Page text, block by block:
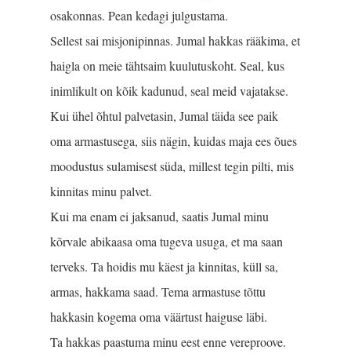
osakonnas. Pean kedagi julgustama.
Sellest sai misjonipinnas. Jumal hakkas rääkima, et
haigla on meie tähtsaim kuulutuskoht. Seal, kus
inimlikult on kõik kadunud, seal meid vajatakse.
Kui ühel õhtul palvetasin, Jumal täida see paik
oma armastusega, siis nägin, kuidas maja ees õues
moodustus sulamisest süda, millest tegin pilti, mis
kinnitas minu palvet.
Kui ma enam ei jaksanud, saatis Jumal minu
kõrvale abikaasa oma tugeva usuga, et ma saan
terveks. Ta hoidis mu käest ja kinnitas, küll sa,
armas, hakkama saad. Tema armastuse tõttu
hakkasin kogema oma väärtust haiguse läbi.
Ta hakkas paastuma minu eest enne vereproove.